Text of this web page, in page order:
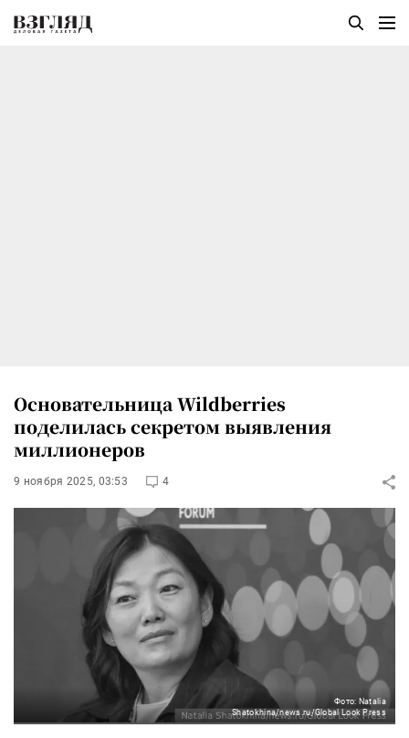
Основательница Wildberries
поделилась секретом выявления
миллионеров
9 ноября 2025, 03:53 4
Фото: Natalia
Shatokhina/news.ru/Global Look Press